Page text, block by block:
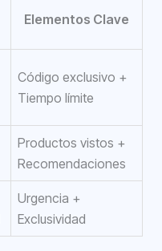
Elementos Clave
Código exclusivo +
Tiempo límite
Productos vistos +
Recomendaciones
Urgencia +
Exclusividad